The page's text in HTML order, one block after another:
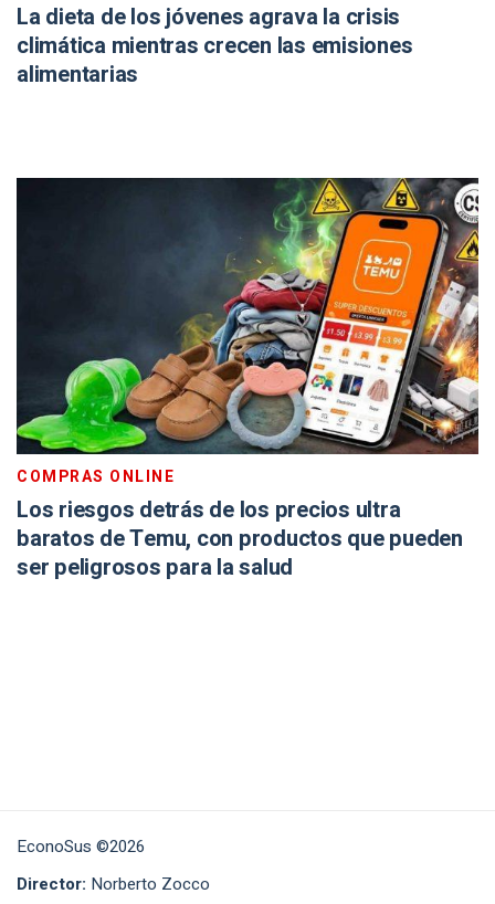
La dieta de los jóvenes agrava la crisis
climática mientras crecen las emisiones
alimentarias
COMPRAS ONLINE
Los riesgos detrás de los precios ultra
baratos de Temu, con productos que pueden
ser peligrosos para la salud
EconoSus ©2026
Director: Norberto Zocco